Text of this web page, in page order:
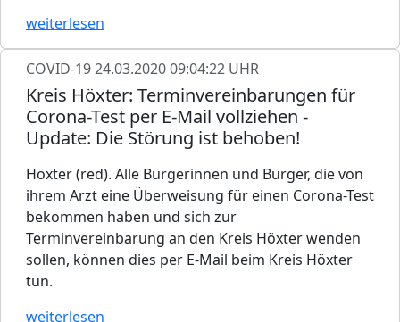
weiterlesen
COVID-1924.03.2020 09:04:22 UHR
Kreis Höxter: Terminvereinbarungen für
Corona-Test per E-Mail vollziehen -
Update: Die Störung ist behoben!
Höxter (red). Alle Bürgerinnen und Bürger, die von
ihrem Arzt eine Überweisung für einen Corona-Test
bekommen haben und sich zur
Terminvereinbarung an den Kreis Höxter wenden
sollen, können dies per E-Mail beim Kreis Höxter
tun.
weiterlesen